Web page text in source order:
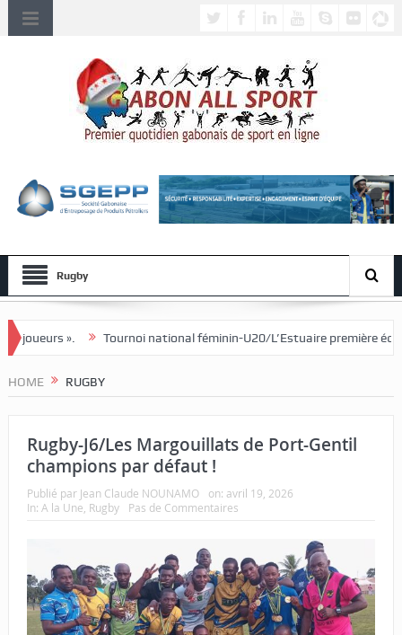
Rugby
national féminin-U20/L’Estuaire première équipe qualifiée pour les
HOME RUGBY
Rugby-J6/Les Margouillats de Port-Gentil
champions par défaut !
Publié par Jean Claude NOUNAMO on: avril 19, 2026
In: A la Une Rugby Pas de Commentaires